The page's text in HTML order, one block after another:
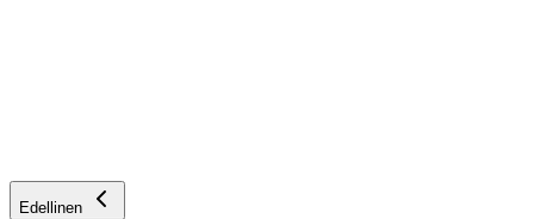
Edellinen